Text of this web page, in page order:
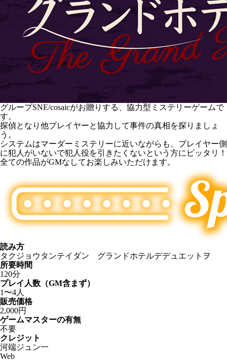
グループSNE/cosaicがお贈りする、協力型ミステリーゲームで
す。
探偵となり他プレイヤーと協力して事件の真相を探りましょ
う。
システムはマーダーミステリーに近いながらも、プレイヤー側
に犯人がいないで犯人役を引きたくないという方にピッタリ！
全ての作品がGMなしてお楽しみいただけます。
読み方
タクジョウタンテイダン グランドホテルデデュエットヲ
所要時間
120分
プレイ人数（GM含まず）
1〜4人
販売価格
2,000円
ゲームマスターの有無
不要
クレジット
河端ジュン一
Web